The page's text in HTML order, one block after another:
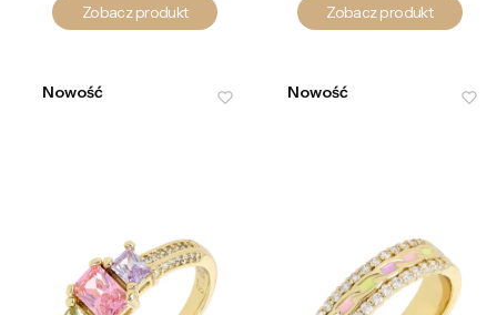
Zobacz produkt Zobacz produkt
Nowość Nowość